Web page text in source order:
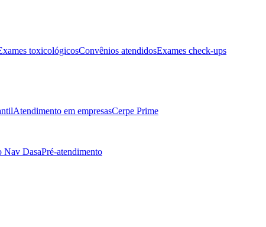
toxicológicosConvênios atendidosExames check-ups
Atendimento em empresasCerpe Prime
Nav DasaPré-atendimento